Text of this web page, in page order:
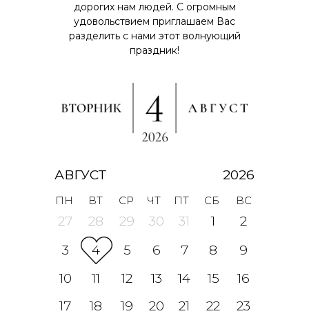
дорогих нам людей. С огромным
удовольствием приглашаем Вас
разделить с нами этот волнующий
праздник!
6
5
3 4
АВГУСТ 2026
12
ПН ВС
СБ
ПТ
ЧТ
СР
ВТ
13
7 8
9
10
11
19
20
14 15
16
17
18
21 22
23
1 2
31
27 30
29
28